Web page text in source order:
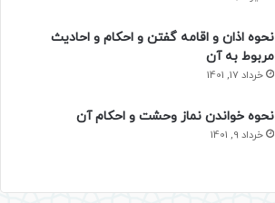
نحوه اذان و اقامه گفتن و احکام و احادیث
مربوط به آن
خرداد 17, 1401
نحوه خواندن نماز وحشت و احکام آن
خرداد 9, 1401